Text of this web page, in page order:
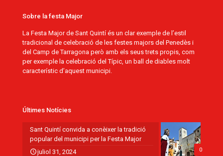
Sobre la festa Major
La Festa Major de Sant Quintí és un clar exemple de l’estil
tradicional de celebració de les festes majors del Penedès i
del Camp de Tarragona però amb els seus trets propis, com
per exemple la celebració del Típic, un ball de diables molt
característic d’aquest municipi.
Últimes Notícies
0
Sant Quintí convida a conèixer la tradició
popular del municipi per la Festa Major
juliol 31, 2024